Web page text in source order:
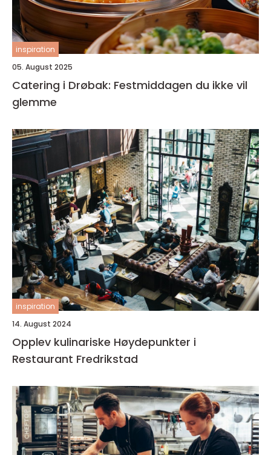
inspiration
05. August 2025
Catering i Drøbak: Festmiddagen du ikke vil
glemme
inspiration
14. August 2024
Opplev kulinariske Høydepunkter i
Restaurant Fredrikstad